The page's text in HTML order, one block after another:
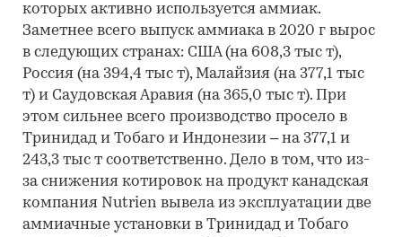
которых активно используется аммиак.
Заметнее всего выпуск аммиака в 2020 г вырос
в следующих странах: США (на 608,3 тыс т),
Россия (на 394,4 тыс т), Малайзия (на 377,1 тыс
т) и Саудовская Аравия (на 365,0 тыс т). При
этом сильнее всего производство просело в
Тринидад и Тобаго и Индонезии – на 377,1 и
243,3 тыс т соответственно. Дело в том, что из-
за снижения котировок на продукт канадская
компания Nutrien вывела из эксплуатации две
аммиачные установки в Тринидад и Тобаго